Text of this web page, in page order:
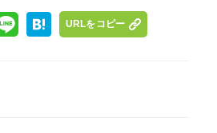
URLをコピー